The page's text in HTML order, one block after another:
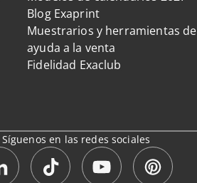
Blog Exaprint
Muestrarios y herramientas de
ayuda a la venta
Fidelidad Exaclub
Síguenos en las redes sociales